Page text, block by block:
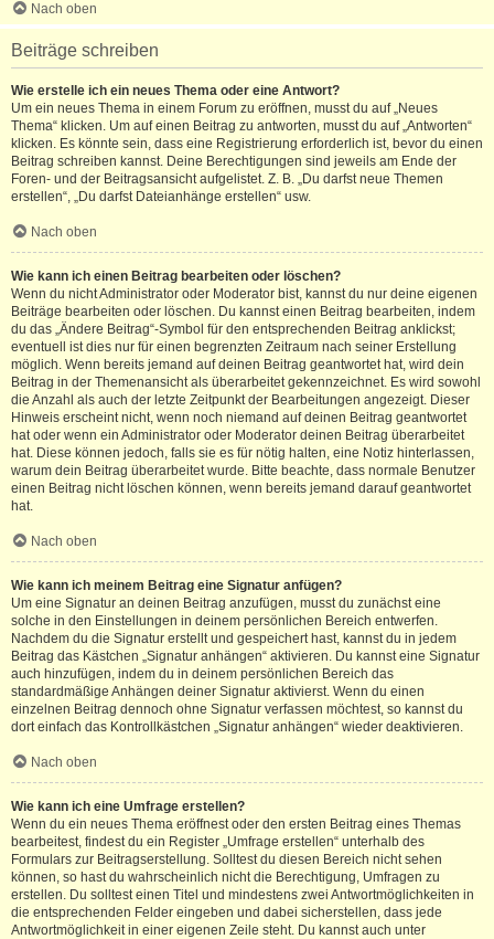
Nach oben
Beiträge schreiben
Wie erstelle ich ein neues Thema oder eine Antwort?
Um ein neues Thema in einem Forum zu eröffnen, musst du auf „Neues
Thema“ klicken. Um auf einen Beitrag zu antworten, musst du auf „Antworten“
klicken. Es könnte sein, dass eine Registrierung erforderlich ist, bevor du einen
Beitrag schreiben kannst. Deine Berechtigungen sind jeweils am Ende der
Foren- und der Beitragsansicht aufgelistet. Z. B. „Du darfst neue Themen
erstellen“, „Du darfst Dateianhänge erstellen“ usw.
Nach oben
Wie kann ich einen Beitrag bearbeiten oder löschen?
Wenn du nicht Administrator oder Moderator bist, kannst du nur deine eigenen
Beiträge bearbeiten oder löschen. Du kannst einen Beitrag bearbeiten, indem
du das „Ändere Beitrag“-Symbol für den entsprechenden Beitrag anklickst;
eventuell ist dies nur für einen begrenzten Zeitraum nach seiner Erstellung
möglich. Wenn bereits jemand auf deinen Beitrag geantwortet hat, wird dein
Beitrag in der Themenansicht als überarbeitet gekennzeichnet. Es wird sowohl
die Anzahl als auch der letzte Zeitpunkt der Bearbeitungen angezeigt. Dieser
Hinweis erscheint nicht, wenn noch niemand auf deinen Beitrag geantwortet
hat oder wenn ein Administrator oder Moderator deinen Beitrag überarbeitet
hat. Diese können jedoch, falls sie es für nötig halten, eine Notiz hinterlassen,
warum dein Beitrag überarbeitet wurde. Bitte beachte, dass normale Benutzer
einen Beitrag nicht löschen können, wenn bereits jemand darauf geantwortet
hat.
Nach oben
Wie kann ich meinem Beitrag eine Signatur anfügen?
Um eine Signatur an deinen Beitrag anzufügen, musst du zunächst eine
solche in den Einstellungen in deinem persönlichen Bereich entwerfen.
Nachdem du die Signatur erstellt und gespeichert hast, kannst du in jedem
Beitrag das Kästchen „Signatur anhängen“ aktivieren. Du kannst eine Signatur
auch hinzufügen, indem du in deinem persönlichen Bereich das
standardmäßige Anhängen deiner Signatur aktivierst. Wenn du einen
einzelnen Beitrag dennoch ohne Signatur verfassen möchtest, so kannst du
dort einfach das Kontrollkästchen „Signatur anhängen“ wieder deaktivieren.
Nach oben
Wie kann ich eine Umfrage erstellen?
Wenn du ein neues Thema eröffnest oder den ersten Beitrag eines Themas
bearbeitest, findest du ein Register „Umfrage erstellen“ unterhalb des
Formulars zur Beitragserstellung. Solltest du diesen Bereich nicht sehen
können, so hast du wahrscheinlich nicht die Berechtigung, Umfragen zu
erstellen. Du solltest einen Titel und mindestens zwei Antwortmöglichkeiten in
die entsprechenden Felder eingeben und dabei sicherstellen, dass jede
Antwortmöglichkeit in einer eigenen Zeile steht. Du kannst auch unter